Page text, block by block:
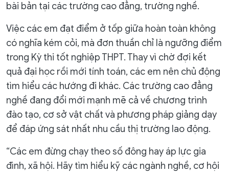
bài bản tại các trường cao đẳng, trường nghề.
Việc các em đạt điểm ở tốp giữa hoàn toàn không
có nghĩa kém cỏi, mà đơn thuần chỉ là ngưỡng điểm
trong Kỳ thi tốt nghiệp THPT. Thay vì chờ đợi kết
quả đại học rồi mới tính toán, các em nên chủ động
tìm hiểu các hướng đi khác. Các trường cao đẳng
nghề đang đổi mới mạnh mẽ cả về chương trình
đào tạo, cơ sở vật chất và phương pháp giảng dạy
để đáp ứng sát nhất nhu cầu thị trường lao động.
“Các em đừng chạy theo số đông hay áp lực gia
đình, xã hội. Hãy tìm hiểu kỹ các ngành nghề, cơ hội